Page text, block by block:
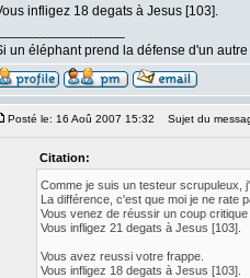
infligez 18 degats à Jesus [103].
un éléphant prend la défense d'un
Posté le: 16 Aoû 2007 15:32 Sujet du
Citation:
Comme je suis un testeur scrupuleux,
La différence, c'est que moi je ne rate
Vous venez de réussir un coup critique
Vous infligez 21 degats à Jesus [103].
Vous avez reussi votre frappe.
Vous infligez 18 degats à Jesus [103].